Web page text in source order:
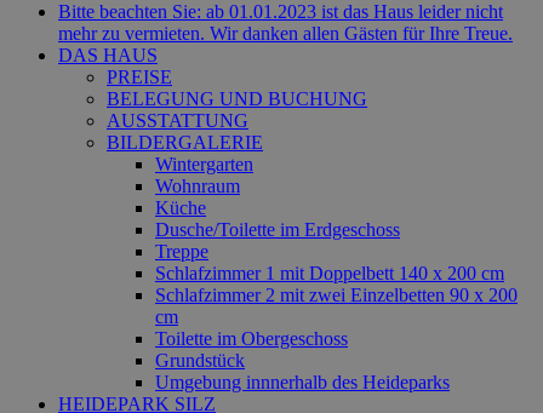
Bitte beachten Sie: ab 01.01.2023 ist das Haus leider nicht
mehr zu vermieten. Wir danken allen Gästen für Ihre Treue.
DAS HAUS
PREISE
BELEGUNG UND BUCHUNG
AUSSTATTUNG
BILDERGALERIE
Wintergarten
Wohnraum
Küche
Dusche/Toilette im Erdgeschoss
Treppe
Schlafzimmer 1 mit Doppelbett 140 x 200 cm
Schlafzimmer 2 mit zwei Einzelbetten 90 x 200
cm
Toilette im Obergeschoss
Grundstück
Umgebung innnerhalb des Heideparks
HEIDEPARK SILZ